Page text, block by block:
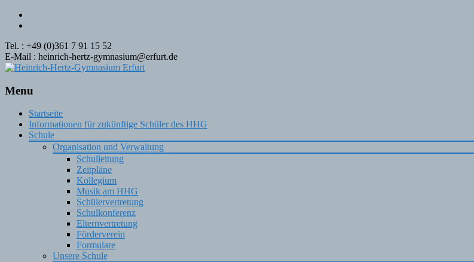
Tel. : +49 (0)361 7 91 15 52
E-Mail : heinrich-hertz-gymnasium@erfurt.de
Menu
Skip
content
Startseite
Informationen für zukünftige Schüler des HHG
Schule
Organisation und Verwaltung
Schulleitung
Zeitpläne
Kollegium
Musik am HHG
Schülervertretung
Schulkonferenz
Elternvertretung
Förderverein
Formulare
Unsere Schule